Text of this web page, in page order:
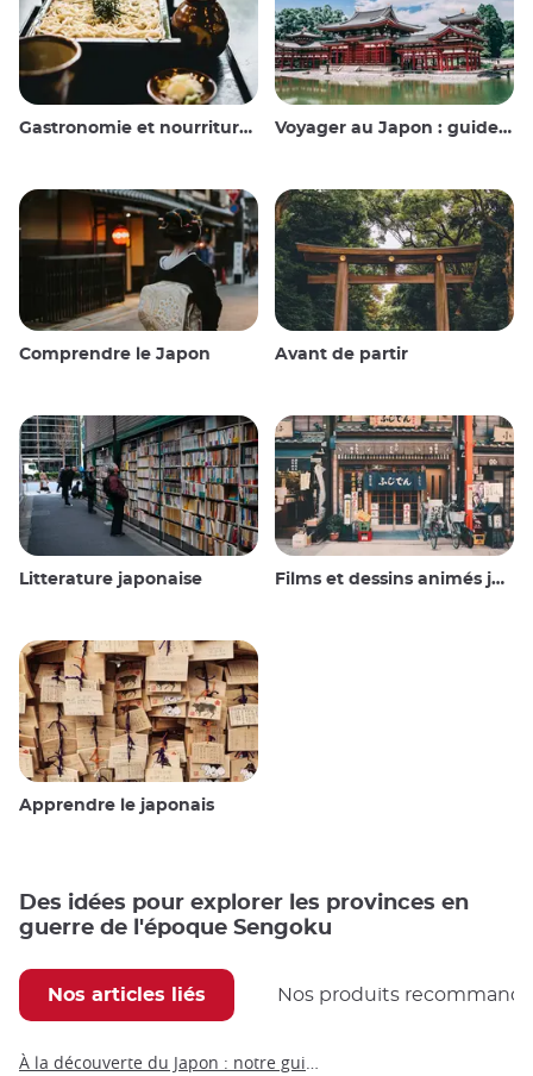
Gastronomie et nourriture japonaise Voyager au Japon : guide et conseils
Comprendre le Japon Avant de partir
Litterature japonaise Films et dessins animés japonais
Apprendre le japonais
Des idées pour explorer les provinces en
guerre de l'époque Sengoku
Nos articles liés Nos produits
À la découverte du Japon : notre guide du Japon par thèmes